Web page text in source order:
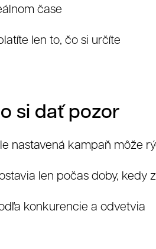
čase
len to, čo si určíte
si dať pozor
nastavená kampaň môže
len počas doby,
konkurencie a odvetvia